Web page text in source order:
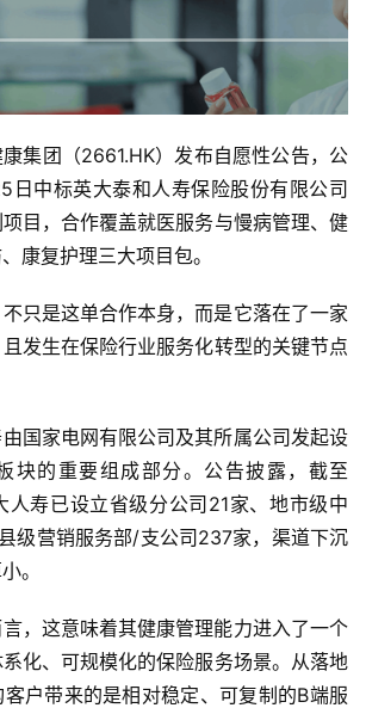
集团（2661.HK）发布自愿性公告，公
日中标英大泰和人寿保险股份有限公司
目，合作覆盖就医服务与慢病管理、健
康复护理三大项目包。
只是这单合作本身，而是它落在了一家
发生在保险行业服务化转型的关键节点
国家电网有限公司及其所属公司发起设
块的重要组成部分。公告披露，截至
寿已设立省级分公司21家、地市级中
级营销服务部/支公司237家，渠道下沉
。
，这意味着其健康管理能力进入了一个
化、可规模化的保险服务场景。从落地
户带来的是相对稳定、可复制的B端服